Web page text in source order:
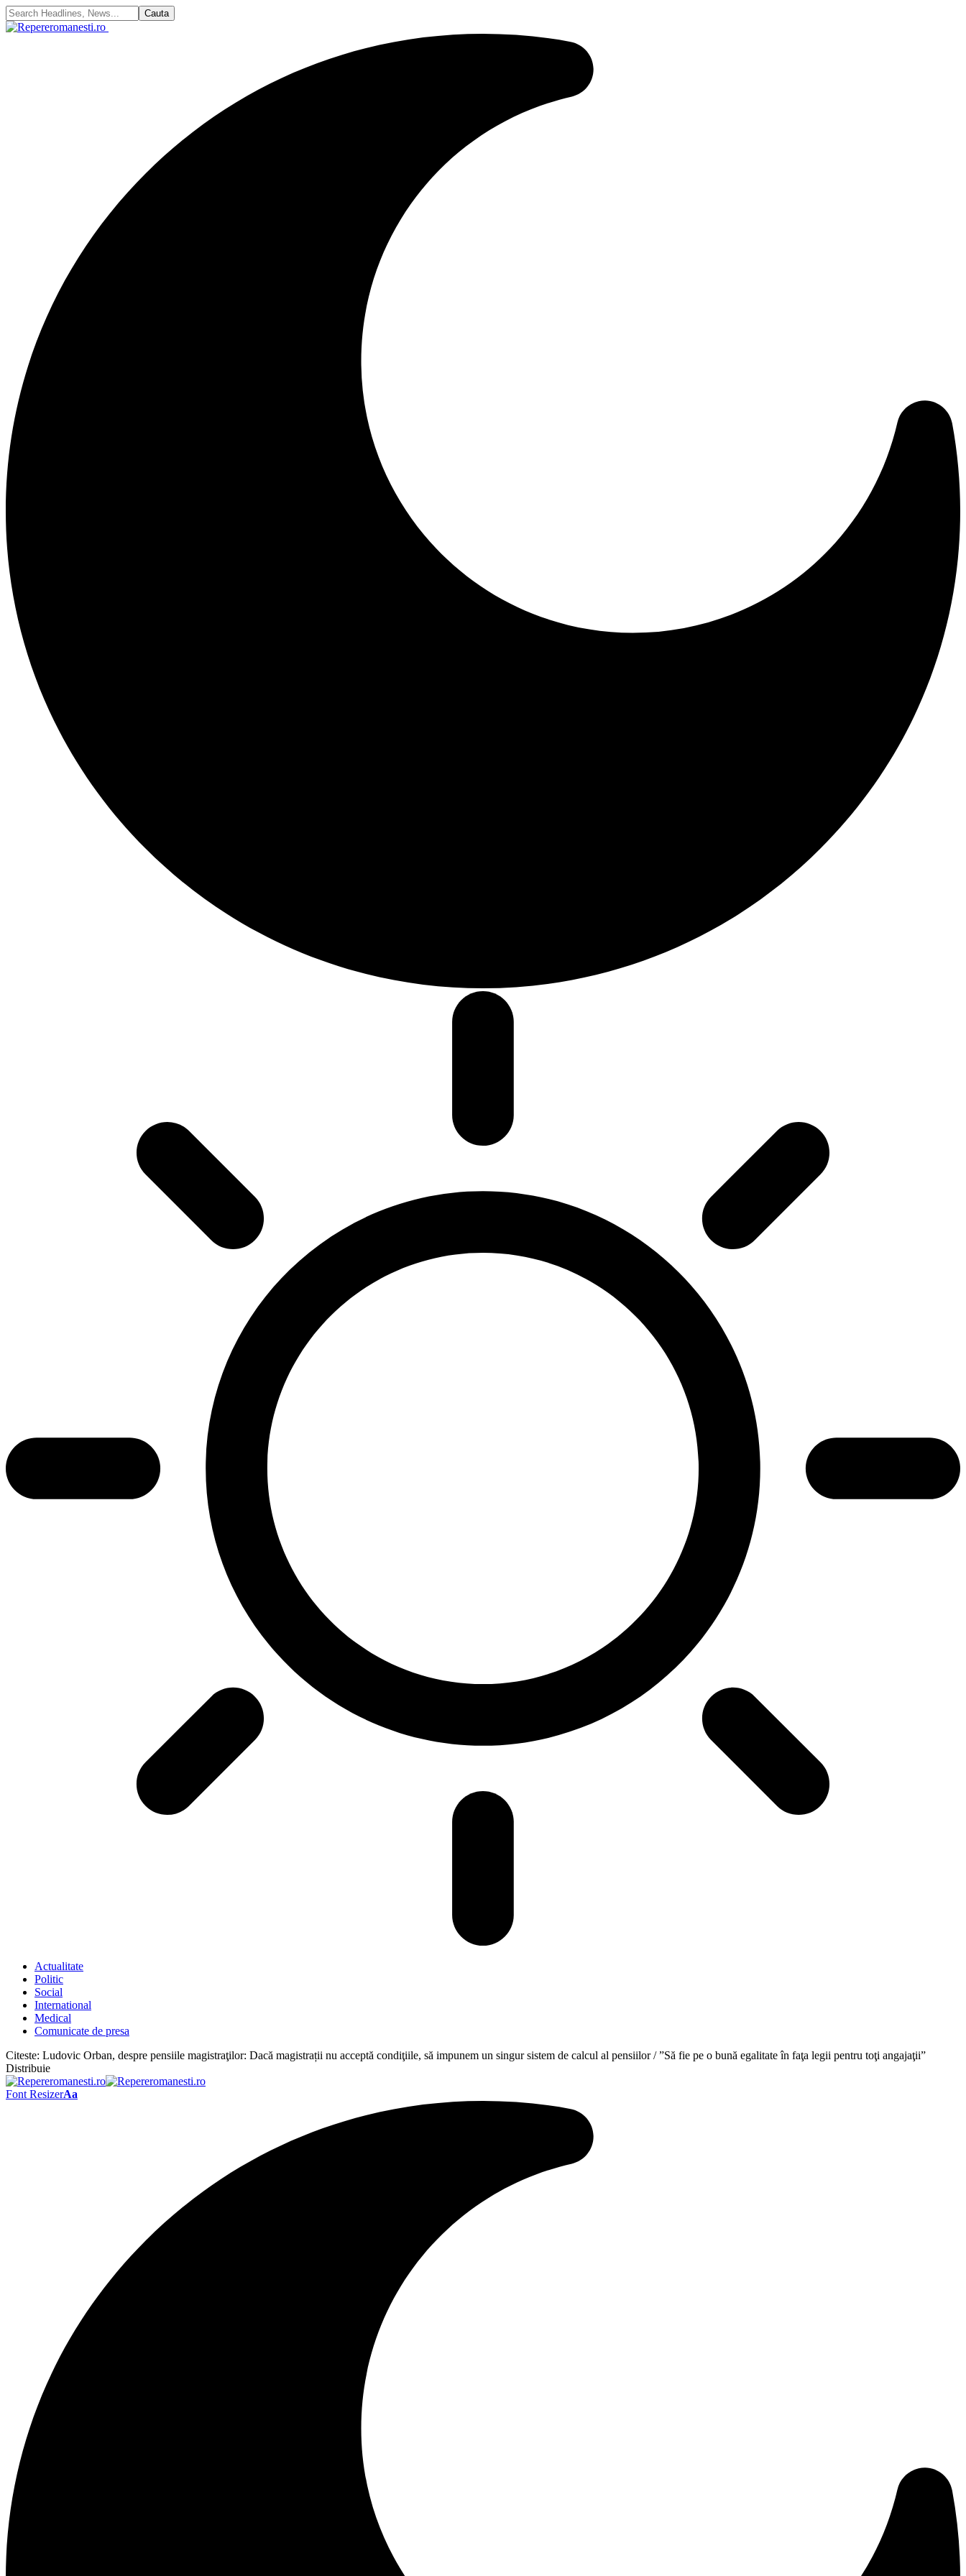
Actualitate
Politic
Social
International
Medical
Comunicate de presa
Citeste: Ludovic Orban, despre pensiile magistraţilor: Dacă magistrații nu acceptă condiţiile, să impunem un singur sistem de calcul al pensiilor / ”Să fie pe o bună egalitate în faţa legii pentru toţi angajaţii”
Distribuie
Font ResizerAa